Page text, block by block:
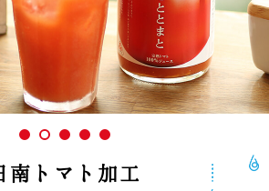
南トマト加工